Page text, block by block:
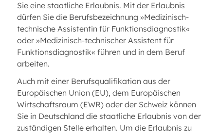
Sie eine staatliche Erlaubnis. Mit der Erlaubnis
dürfen Sie die Berufsbezeichnung »Medizinisch-
technische Assistentin für Funktionsdiagnostik«
oder »Medizinisch-technischer Assistent für
Funktionsdiagnostik« führen und in dem Beruf
arbeiten.
Auch mit einer Berufsqualifikation aus der
Europäischen Union (EU), dem Europäischen
Wirtschaftsraum (EWR) oder der Schweiz können
Sie in Deutschland die staatliche Erlaubnis von der
zuständigen Stelle erhalten. Um die Erlaubnis zu